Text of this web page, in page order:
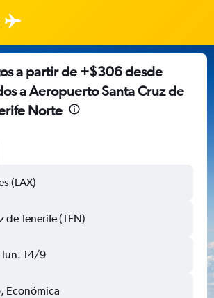
a partir de +$306 desde
a Aeropuerto Santa Cruz de
Norte
(LAX)
de Tenerife (TFN)
lun. 14/9
Económica